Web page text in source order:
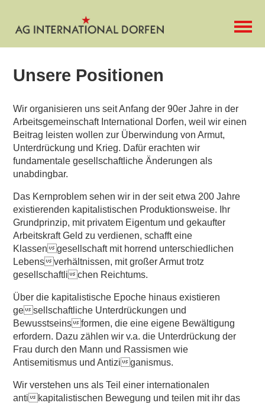
Unsere Positionen
Wir organisieren uns seit Anfang der 90er Jahre in der
Arbeitsgemeinschaft International Dorfen, weil wir einen
Beitrag leisten wollen zur Überwindung von Armut,
Unterdrückung und Krieg. Dafür erachten wir
fundamentale gesellschaftliche Änderungen als
unabdingbar.
Das Kernproblem sehen wir in der seit etwa 200 Jahre
existierenden kapitalistischen Produktionsweise. Ihr
Grundprinzip, mit privatem Eigentum und gekaufter
Arbeitskraft Geld zu verdienen, schafft eine
Klassengesellschaft mit horrend unterschiedlichen
Lebensverhältnissen, mit großer Armut trotz
gesellschaftlichen Reichtums.
Über die kapitalistische Epoche hinaus existieren
gesellschaftliche Unterdrückungen und
Bewusstseinsformen, die eine eigene Bewältigung
erfordern. Dazu zählen wir v.a. die Unterdrückung der
Frau durch den Mann und Rassismen wie
Antisemitismus und Antiziganismus.
Wir verstehen uns als Teil einer internationalen
antikapitalistischen Bewegung und teilen mit ihr das